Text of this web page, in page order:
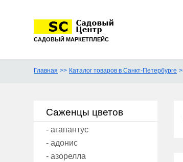
САДОВЫЙ МАРКЕТПЛЕЙС
Главная Каталог товаров в Санкт-Петербурге
Саженцы цветов
- агапантус
- адонис
- азорелла